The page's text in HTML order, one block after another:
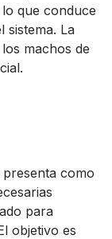
que conduce
sistema. La
machos de
presenta como
para
objetivo es